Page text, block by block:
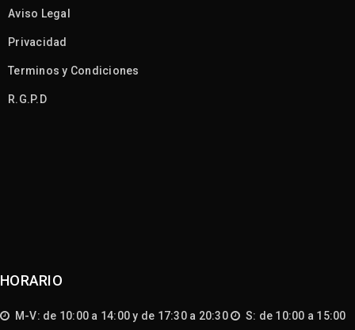
Aviso Legal
Privacidad
Terminos y Condiciones
R.G.P.D
HORARIO
M-V: de 10:00 a 14:00 y de 17:30 a 20:30
S: de 10:00 a 15:00